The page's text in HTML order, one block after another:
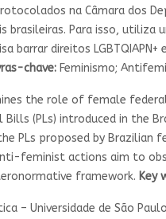
na Câmara dos
brasileiras. Para isso,
barrar direitos
chave: Feminismo;
the role of female
Bills (PLs) introduced in the
PLs proposed by Brazilian
feminist actions aim to
framework. Key
– Universidade de São